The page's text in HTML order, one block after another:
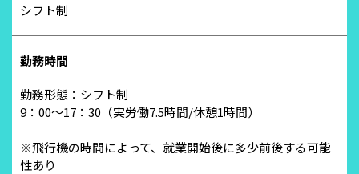
シフト制
勤務時間
勤務形態：シフト制
9：00～17：30（実労働7.5時間/休憩1時間）
※飛行機の時間によって、就業開始後に多少前後する可能
性あり